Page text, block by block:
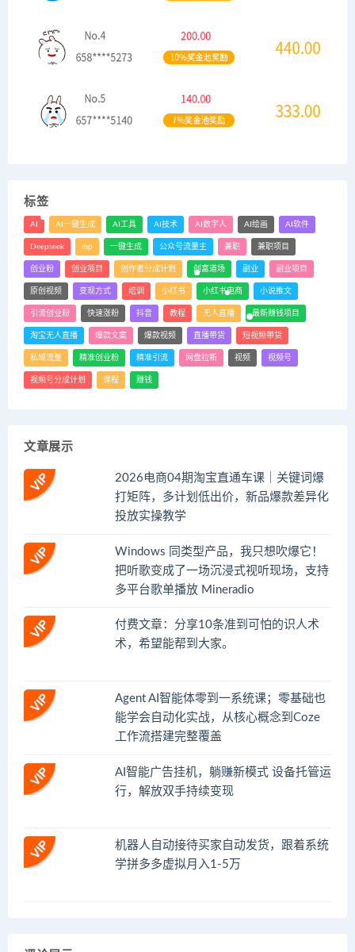
标签
AI AI一键生成 AI工具 AI技术 AI数字人 AI绘画 AI软件
Deepseek mp 一键生成 公众号流量主 兼职 兼职项目
创业粉 创业项目 创作者分成计划 创富道场 副业 副业项目
原创视频 变现方式 培训 小红书 小红书电商 小说推文
引流创业粉 快速涨粉 抖音 教程 无人直播 最新赚钱项目
淘宝无人直播 爆款文案 爆款视频 直播带货 短视频带货
私域流量 精准创业粉 精准引流 网盘拉新 视频 视频号
视频号分成计划 课程 赚钱
文章展示
2026电商04期淘宝直通车课｜关键词爆
打矩阵，多计划低出价，新品爆款差异化
投放实操教学
Windows 同类型产品，我只想吹爆它！
把听歌变成了一场沉浸式视听现场，支持
多平台歌单播放 Mineradio
付费文章：分享10条准到可怕的识人术
术，希望能帮到大家。
Agent AI智能体零到一系统课；零基础也
能学会自动化实战，从核心概念到Coze
工作流搭建完整覆盖
AI智能广告挂机，躺赚新模式 设备托管运
行，解放双手持续变现
机器人自动接待买家自动发货，跟着系统
学拼多多虚拟月入1-5万